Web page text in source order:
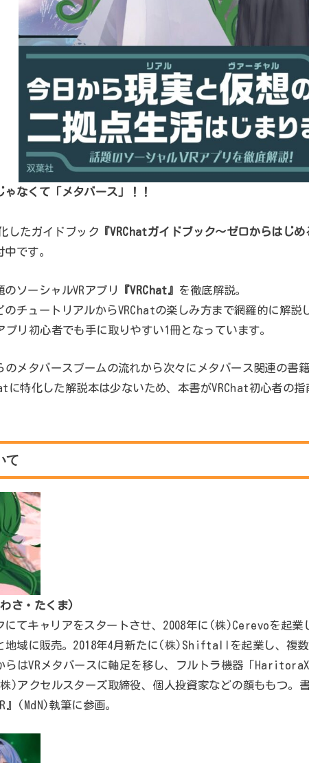
ゃなくて「メタバース」！！
したガイドブック 『VRChatガイドブック～ゼロからはじめ
です。
ソーシャルVRアプリ 『VRChat』 を徹底解説。
のチュートリアルからVRChatの楽しみ方まで網羅的に解説
プリ初心者でも手に取りやすい1冊となっています。
のメタバースブームの流れから次々にメタバース関連の書
に特化した解説本は少ないため、本書がVRChat初心者の
て
さ・たくま)
にてキャリアをスタートさせ、2008年に(株)Cerevoを起業
地域に販売。2018年4月新たに(株)Shiftallを起業し、複
らはVRメタバースに軸足を移し、フルトラ機器「
)アクセルスターズ取締役、個人投資家などの顔ももつ。
』(MdN)執筆に参画。